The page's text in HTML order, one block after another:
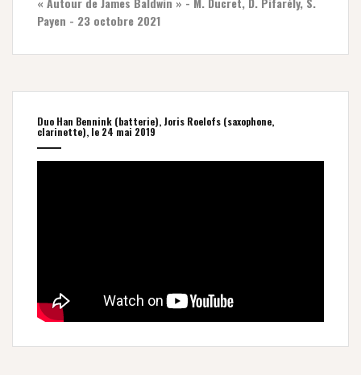
Payen - 23 octobre 2021
Duo Han Bennink (batterie), Joris Roelofs (saxophone,
clarinette), le 24 mai 2019